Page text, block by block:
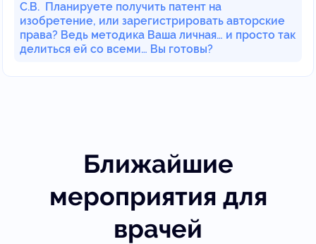
С.В. Планируете получить патент на
изобретение, или зарегистрировать авторские
права? Ведь методика Ваша личная… и просто так
делиться ей со всеми… Вы готовы?
Ближайшие
мероприятия для
врачей